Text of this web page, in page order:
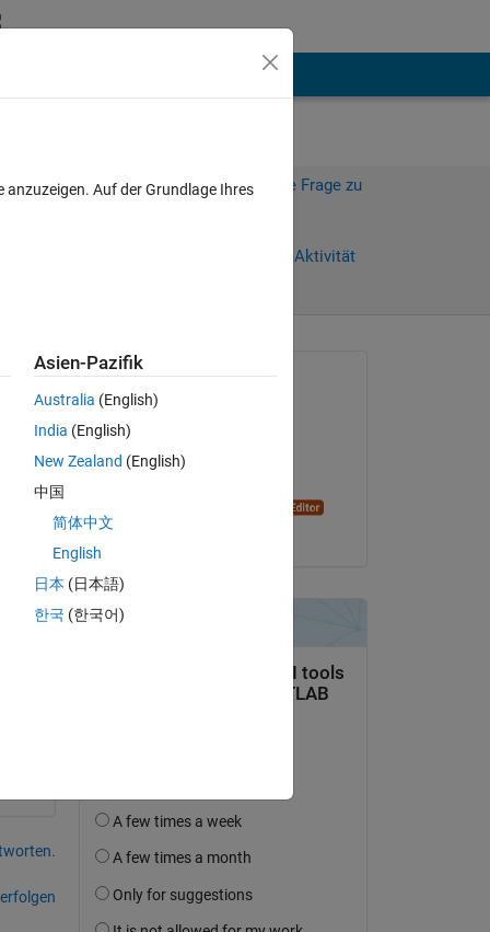
Melden Sie sich an, um diese Frage zu
Anmelden, um Aktivität
Rahul Verma
am 10 Apr. 2023
am 10 Apr. 2023
Auf der Grundlage Ihres
Asien-Pazifik
Australia (English)
India (English)
New Zealand (English)
中国
简体中文
English
日本 (日本語)
한국 (한국어)